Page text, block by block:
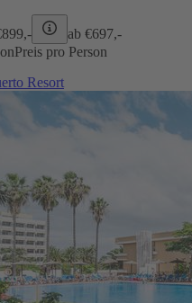
899,- ab €697,-
Preis pro Person
Resort